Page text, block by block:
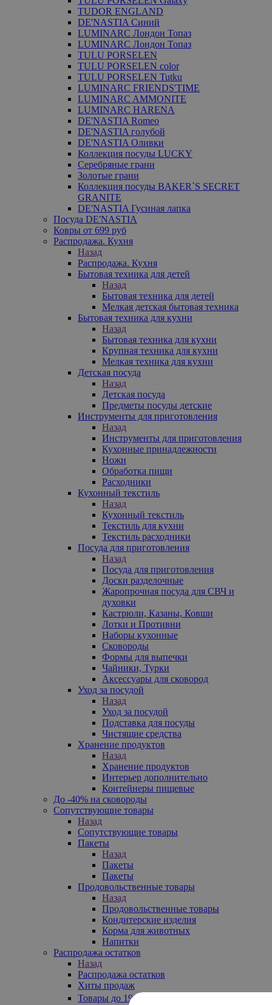
TUDOR ENGLAND
DE'NASTIA Синий
LUMINARC Лондон Топаз
LUMINARC Лондон Топаз
TULU PORSELEN
TULU PORSELEN color
TULU PORSELEN Tutku
LUMINARC FRIENDS'TIME
LUMINARC AMMONITE
LUMINARC HARENA
DE'NASTIA Romeo
DE'NASTIA голубой
DE'NASTIA Оливки
Коллекция посуды LUCKY
Серебряные грани
Золотые грани
Коллекция посуды BAKER`S SECRET
GRANITE
DE'NASTIA Гусиная лапка
Посуда DE'NASTIA
Ковры от 699 руб
Распродажа. Кухня
Назад
Распродажа. Кухня
Бытовая техника для детей
Назад
Бытовая техника для детей
Мелкая детская бытовая техника
Бытовая техника для кухни
Назад
Бытовая техника для кухни
Крупная техника для кухни
Мелкая техника для кухни
Детская посуда
Назад
Детская посуда
Предметы посуды детские
Инструменты для приготовления
Назад
Инструменты для приготовления
Кухонные принадлежности
Ножи
Обработка пищи
Расходники
Кухонный текстиль
Назад
Кухонный текстиль
Текстиль для кухни
Текстиль расходники
Посуда для приготовления
Назад
Посуда для приготовления
Доски разделочные
Жаропрочная посуда для СВЧ и
духовки
Кастрюли, Казаны, Ковши
Лотки и Противни
Наборы кухонные
Сковороды
Формы для выпечки
Чайники, Турки
Аксессуары для сковород
Уход за посудой
Назад
Уход за посудой
Подставка для посуды
Чистящие средства
Хранение продуктов
Назад
Хранение продуктов
Интерьер дополнительно
Контейнеры пищевые
До -40% на сковороды
Сопутствующие товары
Назад
Сопутствующие товары
Пакеты
Назад
Пакеты
Пакеты
Продовольственные товары
Назад
Продовольственные товары
Кондитерские изделия
Корма для животных
Напитки
Распродажа остатков
Назад
Распродажа остатков
Хиты продаж
Товары до 199₽